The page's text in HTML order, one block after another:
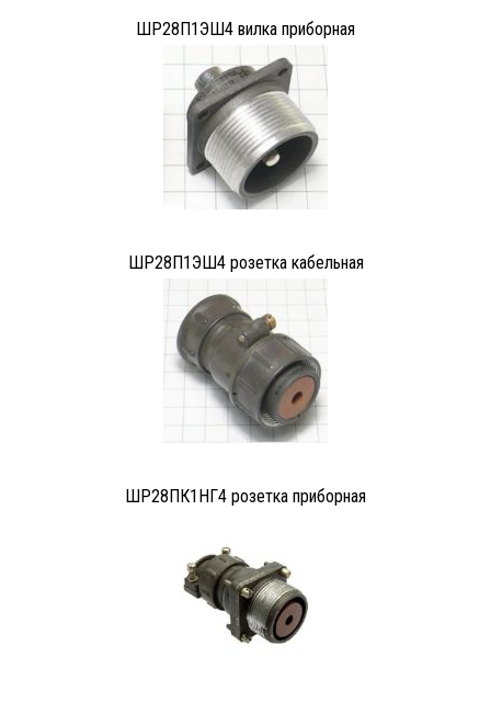
ШР28П1ЭШ4 вилка приборная
ШР28П1ЭШ4 розетка кабельная
ШР28ПК1НГ4 розетка приборная